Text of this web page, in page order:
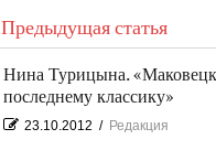
Предыдущая статья
Нина Турицына.
последнему классику»
23.10.2012 / Редакция